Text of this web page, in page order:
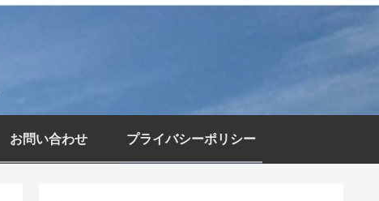
お問い合わせ プライバシーポリシー